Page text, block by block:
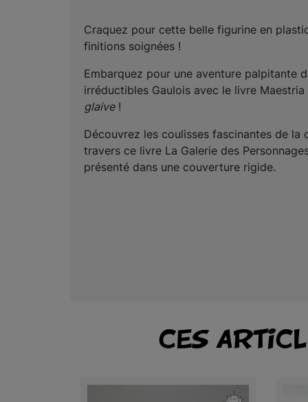
Craquez pour cette belle figurine en
finitions soignées !
Embarquez pour une aventure palpitante
irréductibles Gaulois avec le livre Maestria
glaive!
Découvrez les coulisses fascinantes de la
travers ce livre La Galerie des
présenté dans une couverture rigide.
CES